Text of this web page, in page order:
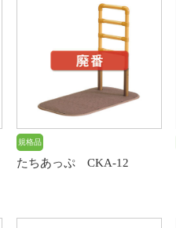
規格品
たちあっぷ CKA-12